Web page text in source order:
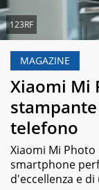
123RF
MAGAZINE
Xiaomi Mi
telefono
Xiaomi Mi
smartphone
d'eccellenza e